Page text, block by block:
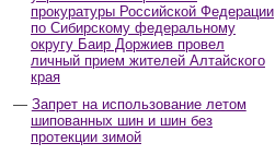
прокуратуры Российской Федерации
по Сибирскому федеральному
округу Баир Доржиев провел
личный прием жителей Алтайского
края
Запрет на использование летом
шипованных шин и шин без
протекции зимой